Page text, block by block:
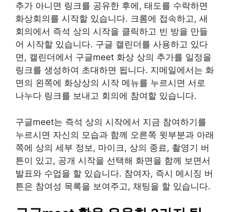
추가 아니면 링크를 공유한 후에, 태도를 수락하면
화상회의를 시작할 있습니다. 크롬에 접속하고, 새
회의에서 즉석 상의 시작을 클릭하고 빈 방을 만들
어 시작할 있습니다. 구글 캘린더를 사용하고 있다
면, 캘린더에서 구글meet 화상 상의 추가를 일정을
링크를 생성하여 초대하면 됩니다. 지메일에서는 화
면의 왼쪽에 화상상의 시작 메뉴를 누르시면 서로
나누다 링크를 보내고 회의에 참여할 있습니다.
구글meet는 즉석 상의 시작에서 지금 참여하기를
누르시면 자신의 모습과 함께 오른쪽 윗부분과 아래
쪽에 상의 세부 정보, 마이크, 상의 종료, 촬영기 버
튼이 있고, 공개 시작을 선택해 화면을 함께 보면서
발표와 수업을 할 있습니다. 참여자, 즉시 메시징 버
튼은 참여성 목록을 보여주고, 채팅을 할 있습니다.